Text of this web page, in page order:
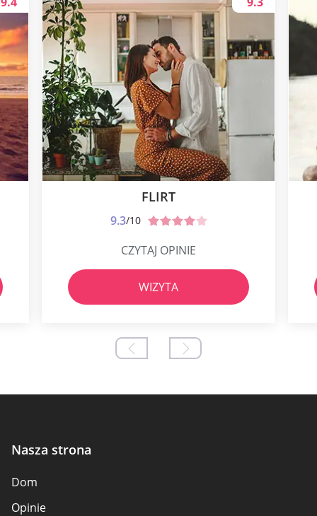
FLIRT
9.3/10
CZYTAJ OPINIE
WIZYTA
Nasza strona
Dom
Opinie